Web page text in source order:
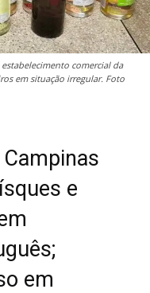
comercial da
em situação irregular. Foto
e
em